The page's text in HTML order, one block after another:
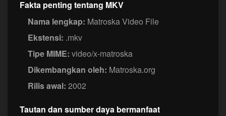
Fakta penting tentang MKV
Nama lengkap: Matroska Video File
Ekstensi: .mkv
Tipe MIME: video/x-matroska
Dikembangkan oleh: Matroska.org
Rilis awal: 2002
Tautan dan sumber daya bermanfaat